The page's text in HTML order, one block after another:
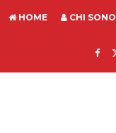
HOME CHI SONO